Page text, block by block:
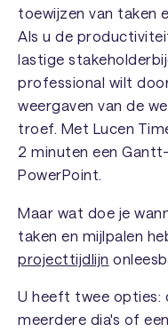
toewijzen van taken
Als u de
lastige
professional wilt
weergaven van de
troef. Met Lucen
2 minuten een
PowerPoint.
Maar wat doe je
taken en mijlpalen
projecttijdlijn
U heeft twee opties:
meerdere dia's of